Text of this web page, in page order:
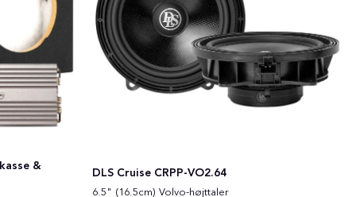
&
DLS Cruise CRPP-VO2.64
6.5" (16.5cm) Volvo-højttaler